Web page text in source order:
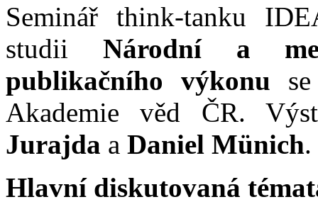
Seminář think-tanku
studii Národní a
publikačního výkonu
Akademie věd ČR.
Jurajda a Daniel Münich.
Hlavní diskutovaná